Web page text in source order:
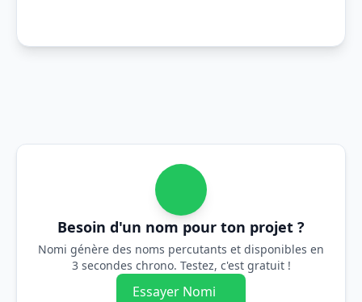
Besoin d'un nom pour ton projet ?
Nomi génère des noms percutants et disponibles en
3 secondes chrono. Testez, c'est gratuit !
Essayer Nomi